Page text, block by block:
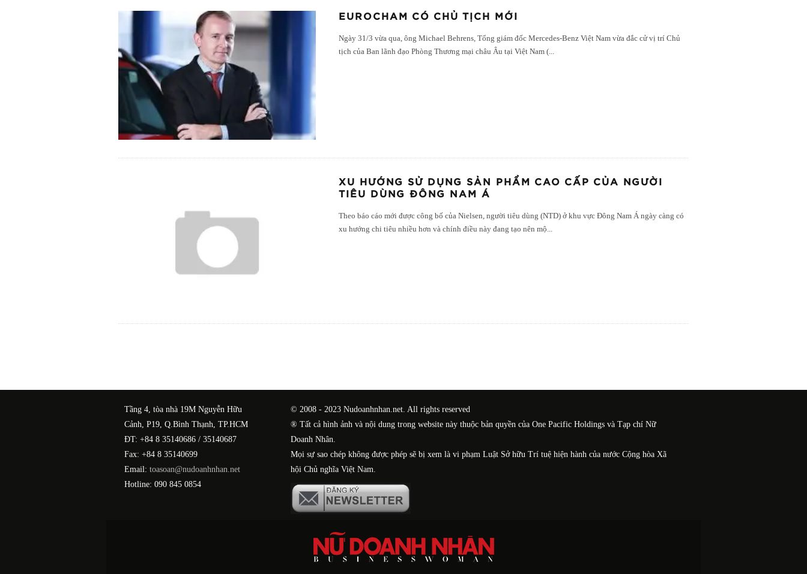
EUROCHAM CÓ CHỦ TỊCH MỚI
Ngày 31/3 vừa qua, ông Michael Behrens, Tổng giám đốc Mercedes-Benz Việt Nam vừa đắc cử vị trí Chủ
tịch của Ban lãnh đạo Phòng Thương mại châu Âu tại Việt Nam (
XU HƯỚNG SỬ DỤNG SẢN PHẨM CAO CẤP CỦA NGƯỜI
TIÊU DÙNG ĐÔNG NAM Á
Theo báo cáo mới được công bố của Nielsen, người tiêu dùng (NTD) ở khu vực Đông Nam Á ngày càng có
xu hướng chi tiêu nhiều hơn và chính điều này đang tạo nên mộ...
Tầng 4, tòa nhà 19M Nguyễn Hữu
Cảnh, P19, Q.Bình Thạnh, TP.HCM
ĐT: +84 8 35140686 / 35140687
Fax: +84 8 35140699
Email: toasoan@nudoanhnhan.net
Hotline: 090 845 0854
© 2008 - 2023 Nudoanhnhan.net. All rights reserved
® Tất cả hình ảnh và nội dung trong website này thuộc bản quyền của One Pacific Holdings và Tạp chí Nữ
Doanh Nhân.
Mọi sự sao chép không được phép sẽ bị xem là vi phạm Luật Sở hữu Trí tuệ hiện hành của nước Cộng hòa Xã
hội Chủ nghĩa Việt Nam.